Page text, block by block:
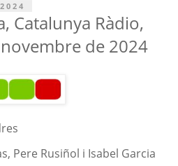
Catalunya Ràdio,
de 2024
Pere Rusiñol i Isabel Garcia